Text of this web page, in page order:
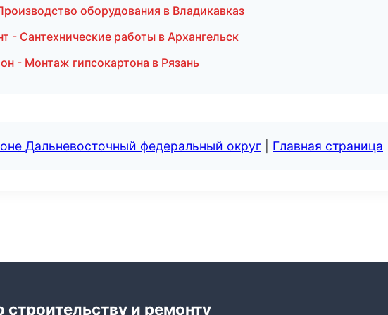
оборудования в Владикавказ
- Сантехнические работы в Архангельск
- Монтаж гипсокартона в Рязань
Дальневосточный федеральный округ Главная страница
и ремонту